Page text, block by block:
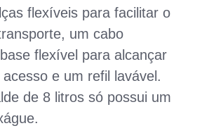
flexíveis para facilitar o
um cabo
flexível para alcançar
e um refil lavável.
de 8 litros só possui um